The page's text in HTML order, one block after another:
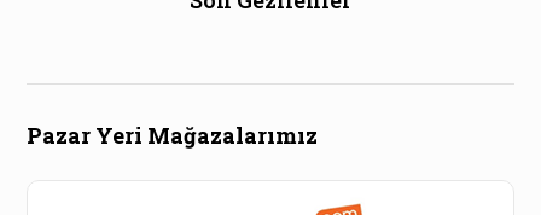
Pazar Yeri Mağazalarımız